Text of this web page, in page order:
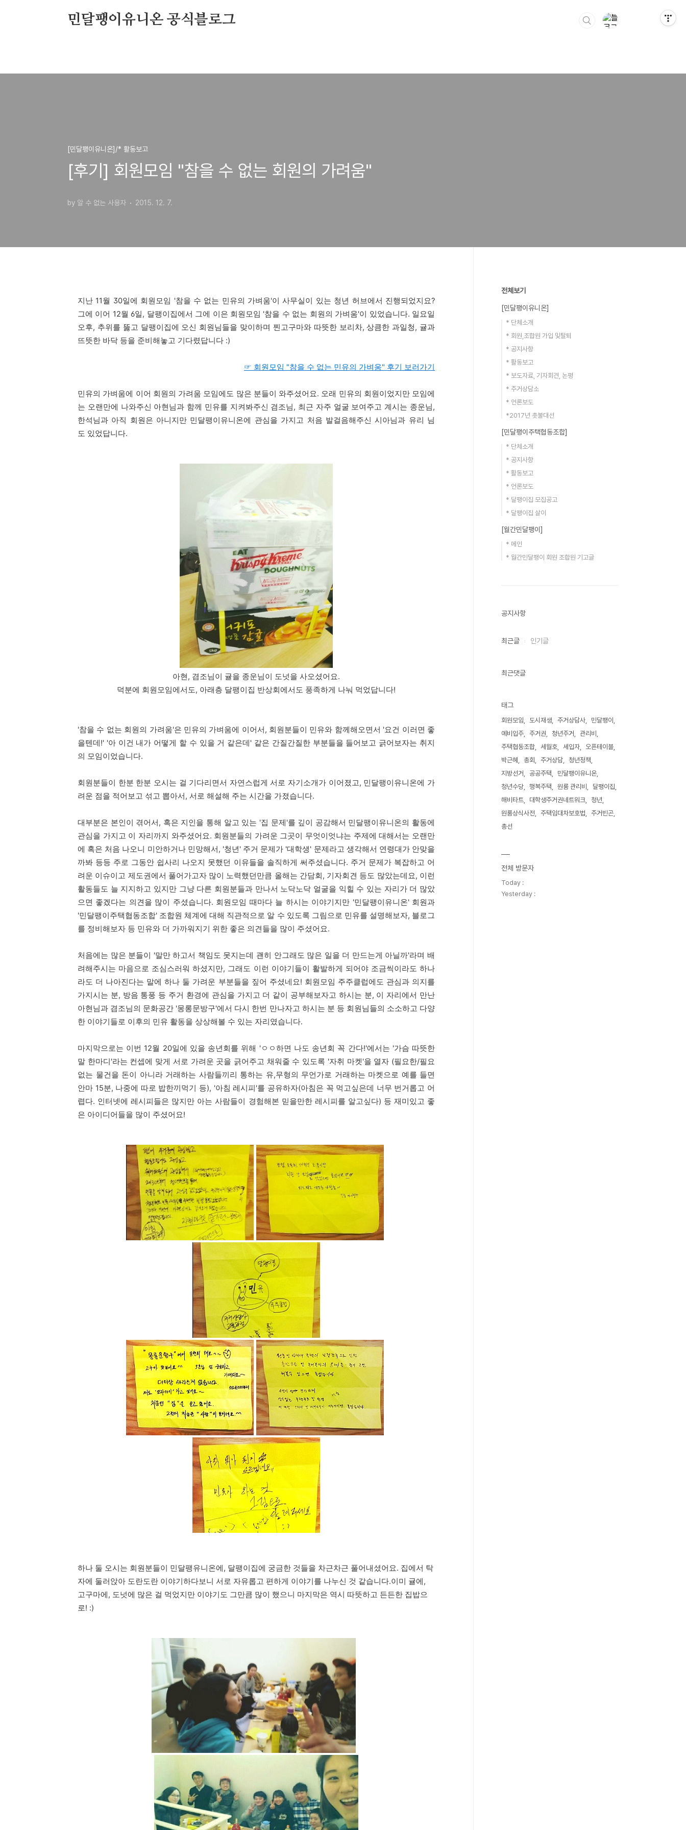
민달팽이유니온 공식블로그
[민달팽이유니온]/* 활동보고
[후기] 회원모임 "참을 수 없는 회원의 가려움"
by 알 수 없는 사용자 2015. 12. 7.
지난 11월 30일에 회원모임 '참을 수 없는 민유의 가벼움'이 사무실이 있는 청년 허브에서 진행되었지요?
그에 이어 12월 6일, 달팽이집에서 그에 이은 회원모임 '참을 수 없는 회원의 가벼움'이 있었습니다. 일요일
오후, 추위를 뚫고 달팽이집에 오신 회원님들을 맞이하며 찐고구마와 따뜻한 보리차, 상큼한 과일청, 귤과
뜨뜻한 바닥 등을 준비해놓고 기다렸답니다 :)
☞ 회원모임 "참을 수 없는 민유의 가벼움" 후기 보러가기
민유의 가벼움에 이어 회원의 가려움 모임에도 많은 분들이 와주셨어요. 오래 민유의 회원이었지만 모임에
는 오랜만에 나와주신 아현님과 함께 민유를 지켜봐주신 겸조님, 최근 자주 얼굴 보여주고 계시는 종운님,
한석님과 아직 회원은 아니지만 민달팽이유니온에 관심을 가지고 처음 발걸음해주신 시아님과 유리 님
도 있었답니다.
아현, 겸조님이 귤을 종운님이 도넛을 사오셨어요.
덕분에 회원모임에서도, 아래층 달팽이집 반상회에서도 풍족하게 나눠 먹었답니다!
'참을 수 없는 회원의 가려움'은 민유의 가벼움에 이어서, 회원분들이 민유와 함께해오면서 '요건 이러면 좋
을텐데!' '아 이건 내가 어떻게 할 수 있을 거 같은데' 같은 간질간질한 부분들을 들어보고 긁어보자는 취지
의 모임이었습니다.
회원분들이 한분 한분 오시는 걸 기다리면서 자연스럽게 서로 자기소개가 이어졌고, 민달팽이유니온에 가
려운 점을 적어보고 섞고 뽑아서, 서로 해설해 주는 시간을 가졌습니다.
대부분은 본인이 겪어서, 혹은 지인을 통해 알고 있는 '집 문제'를 깊이 공감해서 민달팽이유니온의 활동에
관심을 가지고 이 자리까지 와주셨어요. 회원분들의 가려운 그곳이 무엇이엇냐는 주제에 대해서는 오랜만
에 혹은 처음 나오니 미안하거나 민망해서, '청년' 주거 문제가 '대학생' 문제라고 생각해서 연령대가 안맞을
까봐 등등 주로 그동안 쉽사리 나오지 못했던 이유들을 솔직하게 써주셨습니다. 주거 문제가 복잡하고 어
려운 이슈이고 제도권에서 풀어가고자 많이 노력했던만큼 올해는 간담회, 기자회견 등도 많았는데요, 이런
활동들도 늘 지지하고 있지만 그냥 다른 회원분들과 만나서 노닥노닥 얼굴을 익힐 수 있는 자리가 더 많았
으면 좋겠다는 의견을 많이 주셨습니다. 회원모임 때마다 늘 하시는 이야기지만 '민달팽이유니온' 회원과
'민달팽이주택협동조합' 조합원 체계에 대해 직관적으로 알 수 있도록 그림으로 민유를 설명해보자, 블로그
를 정비해보자 등 민유와 더 가까워지기 위한 좋은 의견들을 많이 주셨어요.
처음에는 많은 분들이 '말만 하고서 책임도 못지는데 괜히 안그래도 많은 일을 더 만드는게 아닐까'라며 배
려해주시는 마음으로 조심스러워 하셨지만, 그래도 이런 이야기들이 활발하게 되어야 조금씩이라도 하나
라도 더 나아진다는 말에 하나 둘 가려운 부분들을 짚어 주셨네요! 회원모임 주주클럽에도 관심과 의지를
가지시는 분, 방음 통풍 등 주거 환경에 관심을 가지고 더 같이 공부해보자고 하시는 분, 이 자리에서 만난
아현님과 겸조님의 문화공간 '몽롱문방구'에서 다시 한번 만나자고 하시는 분 등 회원님들의 소소하고 다양
한 이야기들로 이후의 민유 활동을 상상해볼 수 있는 자리였습니다.
마지막으로는 이번 12월 20일에 있을 송년회를 위해 'ㅇㅇ하면 나도 송년회 꼭 간다!'에서는 '가슴 따뜻한
말 한마디'라는 컨셉에 맞게 서로 가려운 곳을 긁어주고 채워줄 수 있도록 '자취 마켓'을 열자 (필요한/필요
없는 물건을 돈이 아니라 거래하는 사람들끼리 통하는 유,무형의 무언가로 거래하는 마켓으로 예를 들면
안마 15분, 나중에 따로 밥한끼먹기 등), '아침 레시피'를 공유하자(아침은 꼭 먹고싶은데 너무 번거롭고 어
렵다. 인터넷에레시피들은 많지만 아는 사람들이 경험해본 믿을만한 레시피를 알고싶다) 등 재미있고 좋
은 아이디어들을 많이 주셨어요!
하나 둘 오시는 회원분들이 민달팽유니온에, 달팽이집에 궁금한 것들을 차근차근 풀어내셨어요. 집에서 탁
자에 둘러앉아 도란도란 이야기하다보니 서로 자유롭고 편하게 이야기를 나누신 것 같습니다.이미 귤에,
고구마에, 도넛에 많은 걸 먹었지만 이야기도 그만큼 많이 했으니 마지막은 역시 따뜻하고 든든한 집밥으
로! :)
전체보기
[민달팽이유니온]
* 단체소개
* 회원,조합원 가입 및탈퇴
* 공지사항
* 활동보고
* 보도자료, 기자회견, 논평
* 주거상담소
* 언론보도
*2017년 촛불대선
[민달팽이주택협동조합]
* 단체소개
* 공지사항
* 활동보고
* 언론보도
* 달팽이집 모집공고
* 달팽이집 살이
[월간민달팽이]
* 메인
* 월간민달팽이 회원 조합원 기고글
공지사항
최근글 인기글
최근댓글
태그
회원모임 도시재생 주거상담사
민달팽이
예비입주
주거권 청년주거
관리비
주택협동조합
세월호 세입자
오픈테이블
박근혜
총회 주거상담
청년정책
지방선거
공공주택
민달팽이유니온
청년수당
행복주택 원룸 관리비
달팽이집
해비타트
대학생주거권네트워크
청년
원룸상식사전
주택임대차보호법
주거빈곤
총선
전체 방문자
Today :
Yesterday :